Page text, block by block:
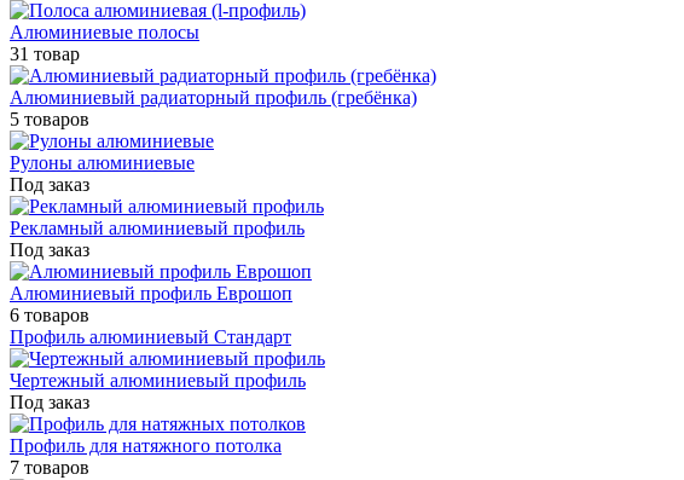
Алюминиевые полосы
31 товар
Алюминиевый радиаторный профиль (гребёнка)
5 товаров
Рулоны алюминиевые
Под заказ
Рекламный алюминиевый профиль
Под заказ
Алюминиевый профиль Еврошоп
6 товаров
Профиль алюминиевый Стандарт
Чертежный алюминиевый профиль
Под заказ
Профиль для натяжного потолка
7 товаров